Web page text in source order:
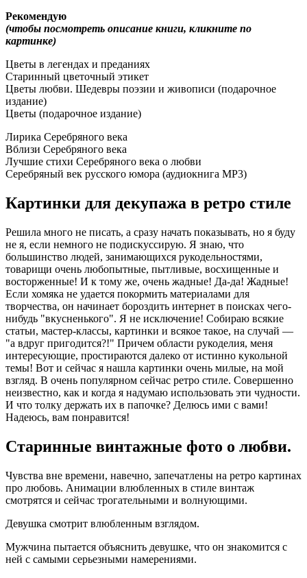
Рекомендую
(чтобы посмотреть описание книги, кликните по
картинке)
Цветы в легендах и преданиях
Старинный цветочный этикет
Цветы любви. Шедевры поэзии и живописи (подарочное
издание)
Цветы (подарочное издание)
Лирика Серебряного века
Вблизи Серебряного века
Лучшие стихи Серебряного века о любви
Серебряный век русского юмора (аудиокнига MP3)
Картинки для декупажа в ретро стиле
Решила много не писать, а сразу начать показывать, но я буду
не я, если немного не подискуссирую. Я знаю, что
большинство людей, занимающихся рукодельностями,
товарищи очень любопытные, пытливые, восхищенные и
восторженные! И к тому же, очень жадные! Да-да! Жадные!
Если хомяка не удается покормить материалами для
творчества, он начинает бороздить интернет в поисках чего-
нибудь "вкусненького". Я не исключение! Собираю всякие
статьи, мастер-классы, картинки и всякое такое, на случай —
"а вдруг пригодится?!" Причем области рукоделия, меня
интересующие, простираются далеко от истинно кукольной
темы! Вот и сейчас я нашла картинки очень милые, на мой
взгляд. В очень популярном сейчас ретро стиле. Совершенно
неизвестно, как и когда я надумаю использовать эти чудности.
И что толку держать их в папочке? Делюсь ими с вами!
Надеюсь, вам понравится!
Старинные винтажные фото о любви.
Чувства вне времени, навечно, запечатлены на ретро картинах
про любовь. Анимации влюбленных в стиле винтаж
смотрятся и сейчас трогательными и волнующими.
Девушка смотрит влюбленным взглядом.
Мужчина пытается объяснить девушке, что он знакомится с
ней с самыми серьезными намерениями.